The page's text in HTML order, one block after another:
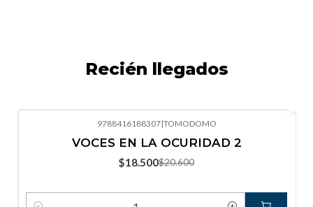
Recién llegados
9788416188307|TOMODOMO
VOCES EN LA OCURIDAD 2
$18.500$20.600